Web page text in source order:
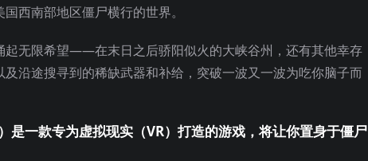
西南部地区僵尸横行的世界。
起无限希望——在末日之后骄阳似火的大峡谷州，还有其他幸存
沿途搜寻到的稀缺武器和补给，突破一波又一波为吃你脑子而
一款专为虚拟现实（VR）打造的游戏，将让你置身于僵尸